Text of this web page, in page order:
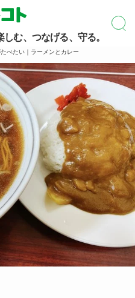
む、つなげる、守る。
べたい｜ラーメンとカレー